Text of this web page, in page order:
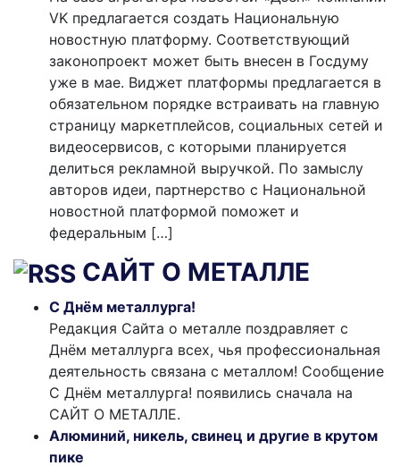
VK предлагается создать Национальную
новостную платформу. Соответствующий
законопроект может быть внесен в Госдуму
уже в мае. Виджет платформы предлагается в
обязательном порядке встраивать на главную
страницу маркетплейсов, социальных сетей и
видеосервисов, с которыми планируется
делиться рекламной выручкой. По замыслу
авторов идеи, партнерство с Национальной
новостной платформой поможет и
федеральным […]
САЙТ О МЕТАЛЛЕ
С Днём металлурга!
Редакция Сайта о металле поздравляет с
Днём металлурга всех, чья профессиональная
деятельность связана с металлом! Сообщение
С Днём металлурга! появились сначала на
САЙТ О МЕТАЛЛЕ.
Алюминий, никель, свинец и другие в крутом
пике